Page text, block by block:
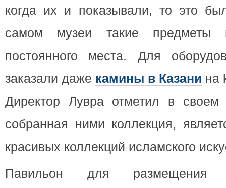
когда их и показывали, то это
самом музеи такие предметы
постоянного места. Для
заказали даже камины в Казани на
Директор Лувра отметил в своем
собранная ними коллекция,
красивых коллекций исламского
Павильон для размещения